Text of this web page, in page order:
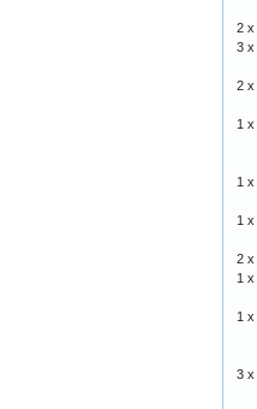
2 x
3 x
2 x
1 x
1 x
1 x
2 x
1 x
1 x
3 x